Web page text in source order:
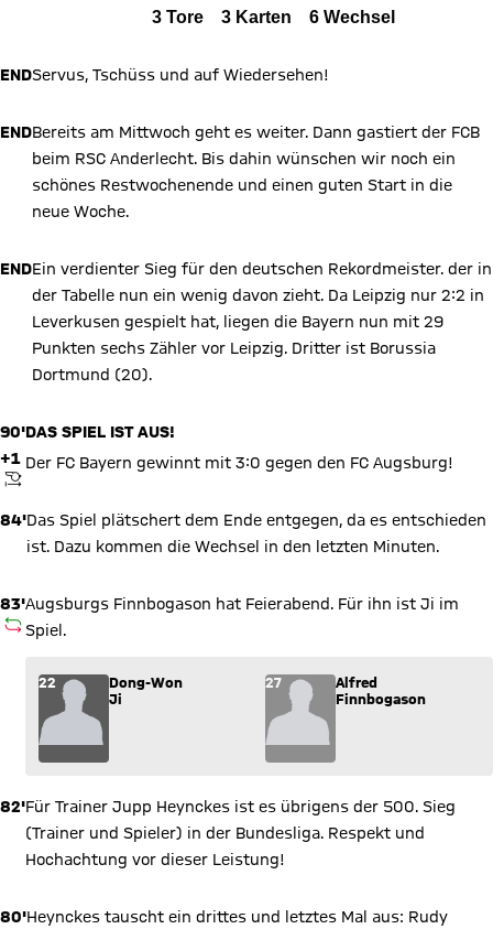
3 Tore 3 Karten 6 Wechsel
ENDServus, Tschüss und auf Wiedersehen!
ENDBereits am Mittwoch geht es weiter. Dann gastiert der FCB
beim RSC Anderlecht. Bis dahin wünschen wir noch ein
schönes Restwochenende und einen guten Start in die
neue Woche.
ENDEin verdienter Sieg für den deutschen Rekordmeister. der in
der Tabelle nun ein wenig davon zieht. Da Leipzig nur 2:2 in
Leverkusen gespielt hat, liegen die Bayern nun mit 29
Punkten sechs Zähler vor Leipzig. Dritter ist Borussia
Dortmund (20).
90'
+1
ANPFIFF
DAS SPIEL IST AUS!
Der FC Bayern gewinnt mit 3:0 gegen den FC Augsburg!
84'Das Spiel plätschert dem Ende entgegen, da es entschieden
ist. Dazu kommen die Wechsel in den letzten Minuten.
83'
AUSWECHSLUNG
Augsburgs Finnbogason hat Feierabend. Für ihn ist Ji im
Spiel.
Wechsel: Dong-Won Ji (22) kommt für Alfred Finnbogason
22
Dong-Won
Ji
27
Alfred
Finnbogason
82'Für Trainer Jupp Heynckes ist es übrigens der 500. Sieg
(Trainer und Spieler) in der Bundesliga. Respekt und
Hochachtung vor dieser Leistung!
80'Heynckes tauscht ein drittes und letztes Mal aus: Rudy